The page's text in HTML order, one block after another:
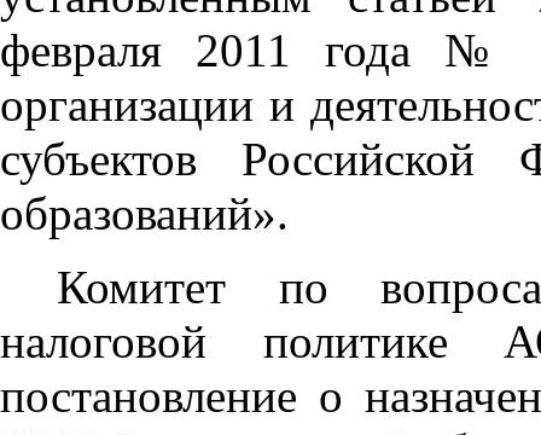
февраля 2011 года №
организации и
субъектов
образований».
Комитет по
налоговой политике
постановление о